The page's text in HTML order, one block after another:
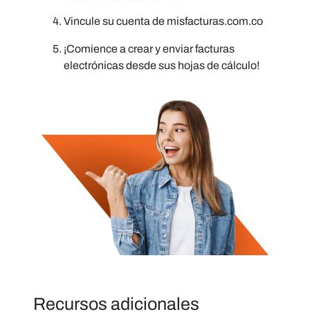
Vincule su cuenta de misfacturas.com.co
¡Comience a crear y enviar facturas
electrónicasdesde sus hojas de cálculo!
Recursos adicionales